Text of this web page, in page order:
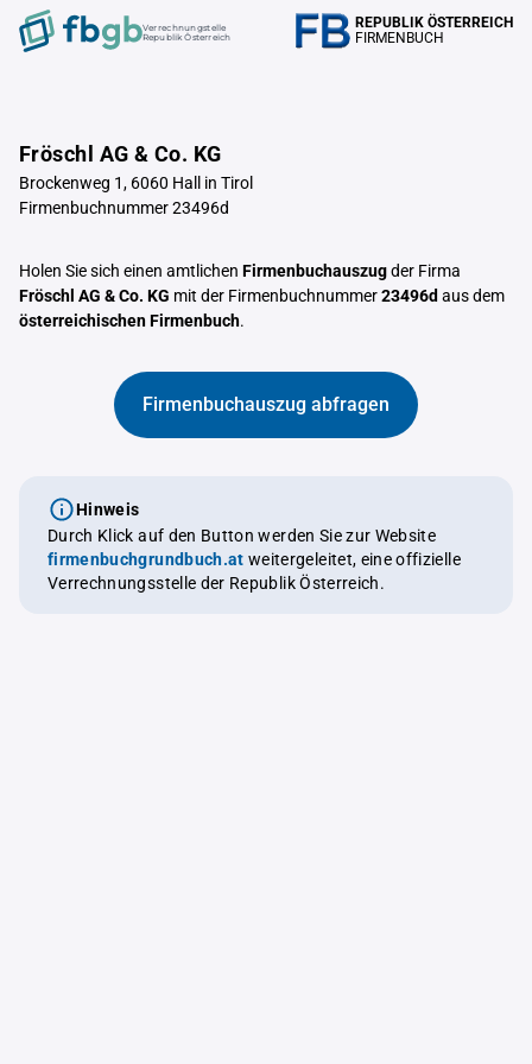
Verrechnungstelle
Republik Österreich
REPUBLIK ÖSTERREICH
FIRMENBUCH
Fröschl AG & Co. KG
Brockenweg 1, 6060 Hall in Tirol
Firmenbuchnummer 23496d
Holen Sie sich einen amtlichen Firmenbuchauszugder Firma
Fröschl AG & Co. KG mit der Firmenbuchnummer23496d aus dem
österreichischen Firmenbuch.
Firmenbuchauszug abfragen
Hinweis
Durch Klick auf den Button werden Sie zur Website
firmenbuchgrundbuch.at weitergeleitet, eine offizielle
Verrechnungsstelle der Republik Österreich.